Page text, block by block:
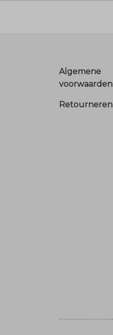
Footer
Algemene
voorwaarden
Retourneren